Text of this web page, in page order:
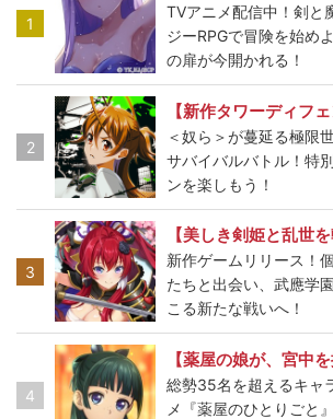
1
TVアニメ配信中！剣と
ジーRPGで冒険を始め
の扉が今開かれる！
2
【新作タワーディフェ
＜奴ら＞が蔓延る極限
サバイバルバトル！特
ンを楽しもう！
3
【美しき剣姫と乱世を
新作ゲームリリース！
たちと出会い、武應学
こる新たな戦いへ！
4
【薬屋の娘が、宮中を
総勢35名を超えるキャ
メ『薬屋のひとりごと